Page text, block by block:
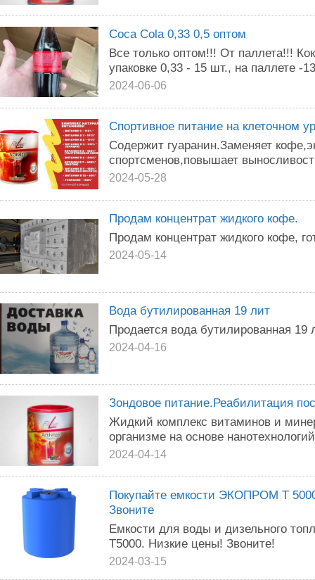
Coca Cola 0,33 0,5 оптом
Все только оптом!!! От паллета!!!
упаковке 0,33 - 15 шт., на паллете -
2024-06-06
Спортивное питание на клеточном
Содержит гуаранин.Заменяет
спортсменов,повышает
2024-05-28
Продам концентрат жидкого кофе.
Продам концентрат жидкого кофе,
2024-05-14
Вода бутилированная 19 лит
Продается вода бутилированная 19
2024-04-16
Зондовое питание.Реабилитация
Жидкий комплекс витаминов и
организме на основе
2024-04-14
Покупайте емкости ЭКОПРОМ Т
Звоните
Емкости для воды и дизельного
Т5000. Низкие цены! Звоните!
2024-03-15